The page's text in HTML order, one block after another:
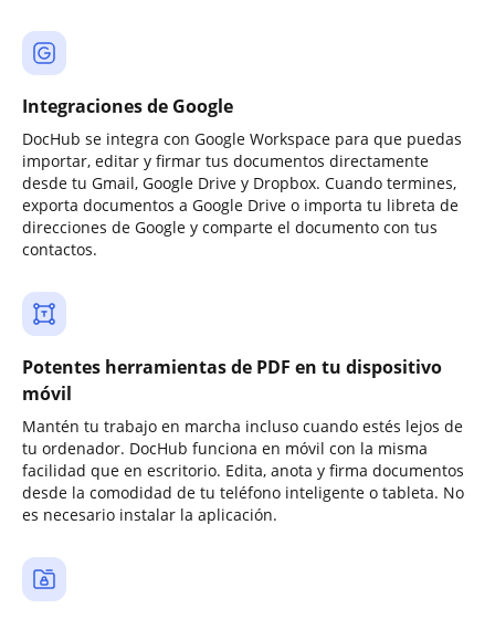
Integraciones de Google
DocHub se integra con Google Workspace para que puedas
importar, editar y firmar tus documentos directamente
desde tu Gmail, Google Drive y Dropbox. Cuando termines,
exporta documentos a Google Drive o importa tu libreta de
direcciones de Google y comparte el documento con tus
contactos.
Potentes herramientas de PDF en tu dispositivo
móvil
Mantén tu trabajo en marcha incluso cuando estés lejos de
tu ordenador. DocHub funciona en móvil con la misma
facilidad que en escritorio. Edita, anota y firma documentos
desde la comodidad de tu teléfono inteligente o tableta. No
es necesario instalar la aplicación.